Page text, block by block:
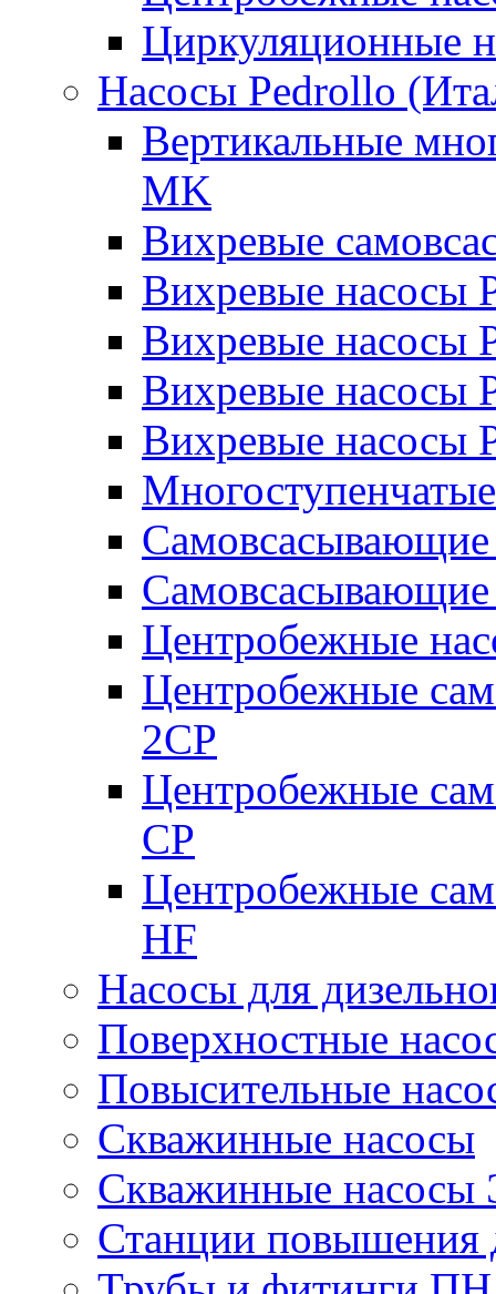
Циркуляционные
Насосы Pedrollo
Вертикальные
MK
Вихревые
Вихревые насосы
Вихревые насосы
Вихревые насосы
Вихревые насосы
Самовсасывающие
Центробежные
Центробежные
2CP
Центробежные
CP
Центробежные
HF
Насосы для
Поверхностные
Повысительные
Скважинные насосы
Скважинные
Станции повышения